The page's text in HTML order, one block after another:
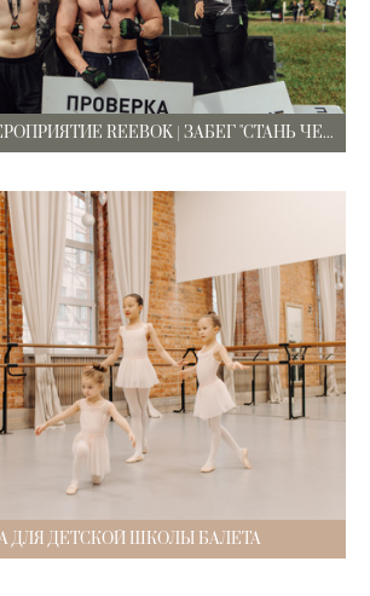
СПОРТИВНОЕ МЕРОПРИЯТИЕ REEBOK | ЗАБЕГ "СТАНЬ ЧЕЛОВЕКОМ"
ДЛЯ ДЕТСКОЙ ШКОЛЫ БАЛЕТА